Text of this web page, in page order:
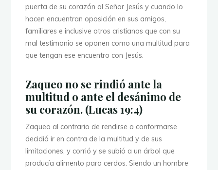
puerta de su corazón al Señor Jesús y cuando lo
hacen encuentran oposición en sus amigos,
familiares e inclusive otros cristianos que con su
mal testimonio se oponen como una multitud para
que tengan ese encuentro con Jesús.
Zaqueo no se rindió ante la
multitud o ante el desánimo de
su corazón. (Lucas 19:4)
Zaqueo al contrario de rendirse o conformarse
decidió ir en contra de la multitud y de sus
limitaciones, y corrió y se subió a un árbol que
producía alimento para cerdos. Siendo un hombre